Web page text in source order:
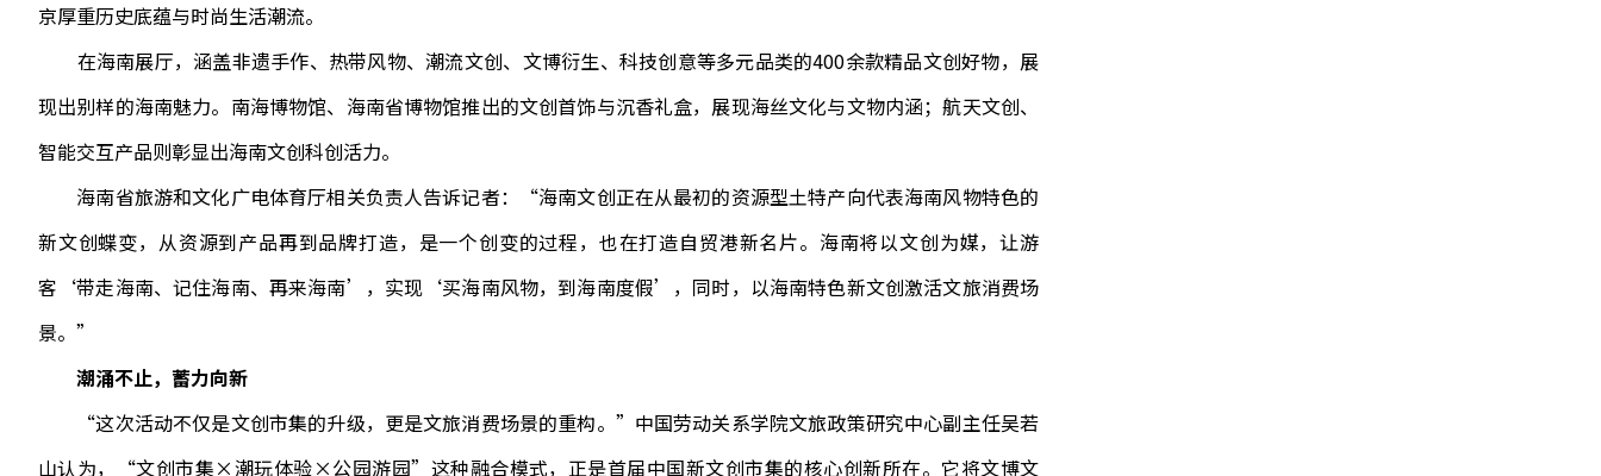
京厚重历史底蕴与时尚生活潮流。
在海南展厅，涵盖非遗手作、热带风物、潮流文创、文博衍生、科技创意等多元品类的400余款精品文创好物，展
现出别样的海南魅力。南海博物馆、海南省博物馆推出的文创首饰与沉香礼盒，展现海丝文化与文物内涵；航天文创、
智能交互产品则彰显出海南文创科创活力。
海南省旅游和文化广电体育厅相关负责人告诉记者：“海南文创正在从最初的资源型土特产向代表海南风物特色的
新文创蝶变，从资源到产品再到品牌打造，是一个创变的过程，也在打造自贸港新名片。海南将以文创为媒，让游
客‘带走海南、记住海南、再来海南’，实现‘买海南风物，到海南度假’，同时，以海南特色新文创激活文旅消费场
景。”
潮涌不止，蓄力向新
“这次活动不仅是文创市集的升级，更是文旅消费场景的重构。”中国劳动关系学院文旅政策研究中心副主任吴若
山认为，“文创市集×潮玩体验×公园游园”这种融合模式，正是首届中国新文创市集的核心创新所在。它将文博文